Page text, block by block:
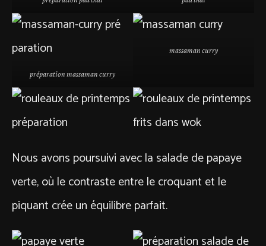
préparation massaman curry
massaman curry
Nous avons poursuivi avec la salade de papaye
verte, où le contraste entre le croquant et le
piquant crée un équilibre parfait.